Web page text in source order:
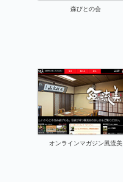
森びとの会
オンラインマガジン風流美